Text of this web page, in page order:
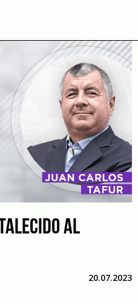
AL
20.07.2023